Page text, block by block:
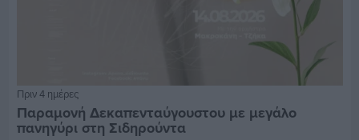
Πριν 4 ημέρες
Παραμονή Δεκαπενταύγουστου με μεγάλο
πανηγύρι στη Σιδηρούντα